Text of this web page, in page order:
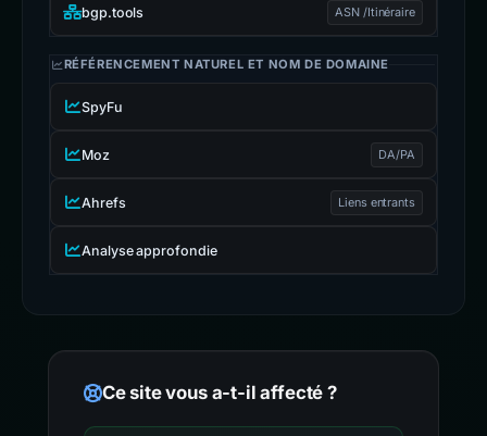
bgp.tools ASN /Itinéraire
RÉFÉRENCEMENT NATUREL ET NOM DE DOMAINE
SpyFu
Moz DA/PA
Ahrefs Liens entrants
Analyse approfondie
Ce site vous a-t-il affecté ?